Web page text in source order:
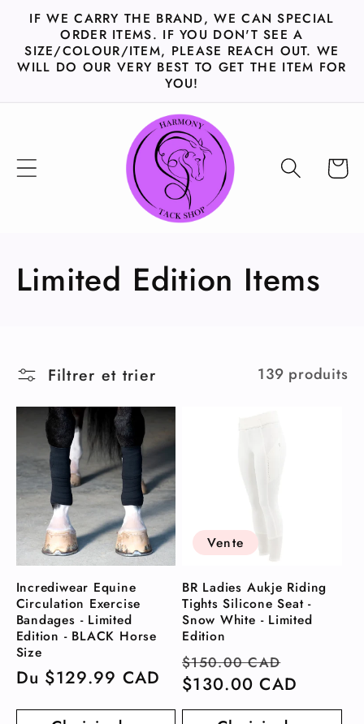
passer
au
contenu
IF WE CARRY THE BRAND, WE CAN SPECIAL
ORDER ITEMS. IF YOU DON'T SEE A
SIZE/COLOUR/ITEM, PLEASE REACH OUT. WE
WILL DO OUR VERY BEST TO GET THE ITEM FOR
YOU!
Panier
C
l
l
e
c
t
i
o
n
:
Limited Edition Items
Filtrer et trier 139 produits
Incrediwear Equine
Circulation Exercise
Bandages - Limited
Edition - BLACK Horse
Size
Prix
Du $129.99 CAD
Vente
BR Ladies Aukje Riding
Tights Silicone Seat -
Snow White - Limited
Edition
Prix
habituel
$150.00 CAD
soldé
$130.00 CAD